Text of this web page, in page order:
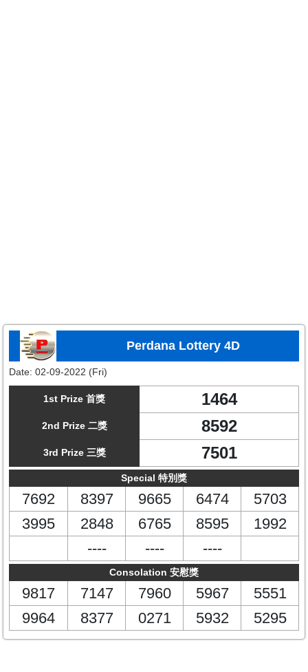
Perdana Lottery 4D
Date: 02-09-2022 (Fri)
1st Prize 首獎 1464
2nd Prize 二獎 8592
3rd Prize 三獎 7501
Special 特別獎
7692 8397 9665 6474
5703
3995
2848 6765 8595
1992
----
---- ----
Consolation 安慰獎
9817 7147 7960 5967
5551
9964
8377 0271 5932 5295